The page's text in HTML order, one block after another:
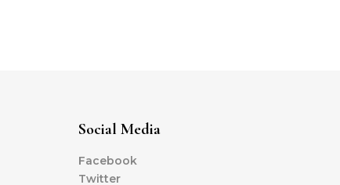
Social Media
Facebook
Twitter